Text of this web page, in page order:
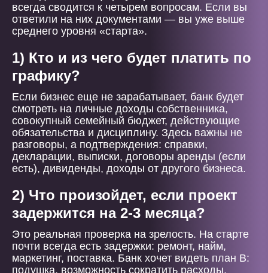
всегда сводится к четырем вопросам. Если вы
ответили на них документами — вы уже выше
среднего уровня «старта».
1) Кто и из чего будет платить по
графику?
Если бизнес еще не зарабатывает, банк будет
смотреть на личные доходы собственника,
совокупный семейный бюджет, действующие
обязательства и дисциплину. Здесь важны не
разговоры, а подтверждения: справки,
декларации, выписки, договоры аренды (если
есть), дивиденды, доходы от другого бизнеса.
2) Что произойдет, если проект
задержится на 2-3 месяца?
Это реальная проверка на зрелость. На старте
почти всегда есть задержки: ремонт, найм,
маркетинг, поставка. Банк хочет видеть план B:
подушка, возможность сократить расходы,